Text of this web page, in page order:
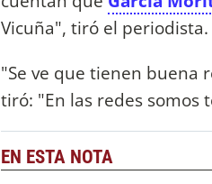
Vicuña", tiró el periodista.
"Se ve que tienen buena
tiró: "En las redes somos
EN ESTA NOTA